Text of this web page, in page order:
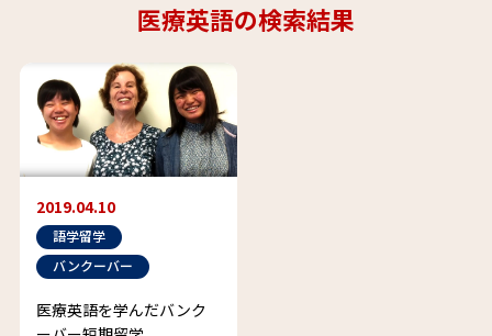
医療英語の検索結果
2019.04.10
語学留学
バンクーバー
医療英語を学んだバンク